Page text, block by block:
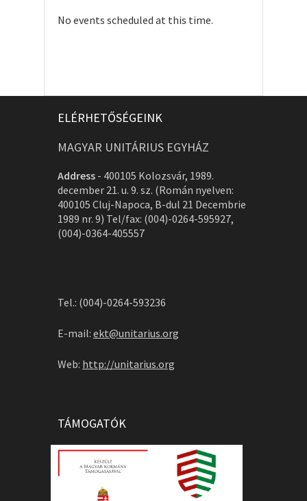
No events scheduled at this time.
ELÉRHETŐSÉGEINK
MAGYAR UNITÁRIUS EGYHÁZ
Address - 400105 Kolozsvár, 1989.
december 21. u. 9. sz. (Román nyelven:
400105 Cluj-Napoca, B-dul 21 Decembrie
1989 nr. 9) Tel/fax: (004)-0264-595927,
(004)-0364-405557
Tel.: (004)-0264-593236
E-mail: ekt@unitarius.org
Web: http://unitarius.org
TÁMOGATÓK